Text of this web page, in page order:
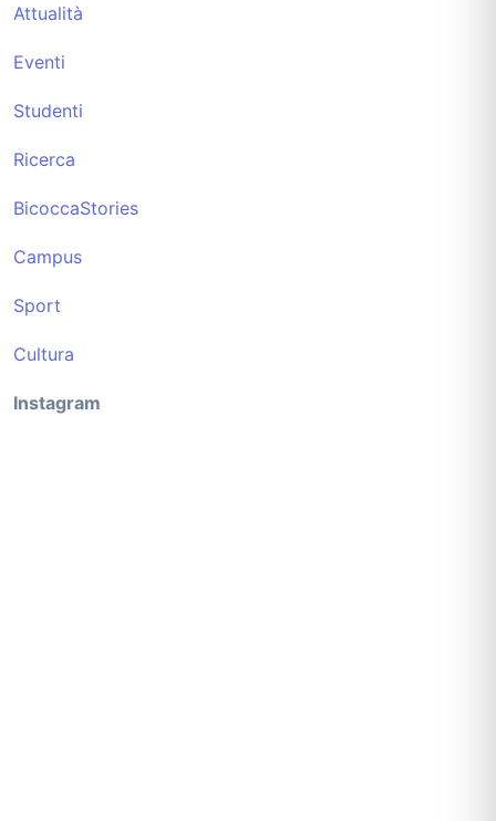
Attualità
Eventi
Studenti
Ricerca
BicoccaStories
Campus
Sport
Cultura
Instagram